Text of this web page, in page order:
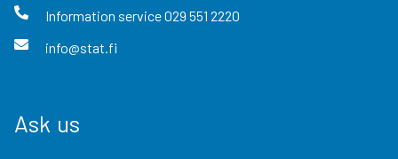
Information service029 551 2220
info@stat.fi
Ask us